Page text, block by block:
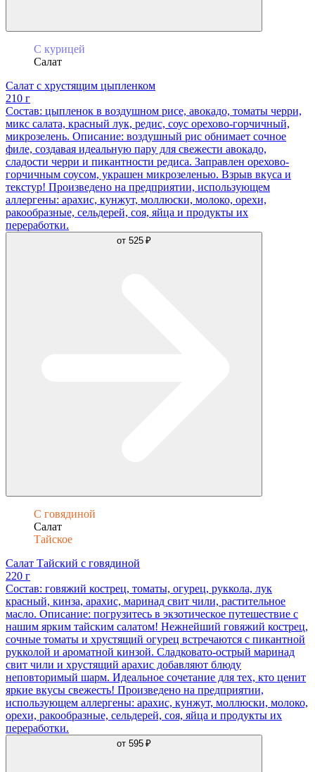
С курицей
Салат
Салат с хрустящим цыпленком
210 г
Состав: цыпленок в воздушном рисе, авокадо, томаты черри,
микс салата, красный лук, редис, соус орехово-горчичный,
микрозелень. Описание: воздушный рис обнимает сочное
филе, создавая идеальную пару для свежести авокадо,
сладости черри и пикантности редиса. Заправлен орехово-
горчичным соусом, украшен микрозеленью. Взрыв вкуса и
текстур! Произведено на предприятии, использующем
аллергены: арахис, кунжут, моллюски, молоко, орехи,
ракообразные, сельдерей, соя, яйца и продукты их
переработки.
от 525 ₽
С говядиной
Салат
Тайское
Салат Тайский с говядиной
220 г
Состав: говяжий кострец, томаты, огурец, руккола, лук
красный, кинза, арахис, маринад свит чили, растительное
масло. Описание: погрузитесь в экзотическое путешествие с
нашим ярким тайским салатом! Нежнейший говяжий кострец,
сочные томаты и хрустящий огурец встречаются с пикантной
рукколой и ароматной кинзой. Сладковато-острый маринад
свит чили и хрустящий арахис добавляют блюду
неповторимый шарм. Идеальное сочетание для тех, кто ценит
яркие вкусы свежесть! Произведено на предприятии,
использующем аллергены: арахис, кунжут, моллюски, молоко,
орехи, ракообразные, сельдерей, соя, яйца и продукты их
переработки.
от 595 ₽